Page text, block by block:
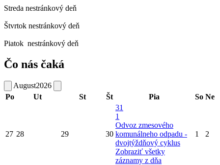
Streda nestránkový deň
Štvrtok nestránkový deň
Piatok nestránkový deň
Čo nás čaká
August2026
Po
Ut St Št Pia So Ne
27 28 29 30
31
1
Odvoz zmesového
komunálneho odpadu -
dvojtýždňový cyklus
Zobraziť všetky
záznamy z dňa
1 2